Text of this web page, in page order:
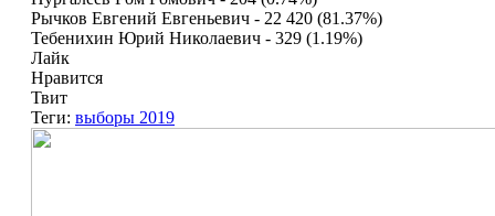
Рычков Евгений Евгеньевич - 22 420 (81.37%)
Тебенихин Юрий Николаевич - 329 (1.19%)
Лайк
Нравится
Твит
Теги: выборы 2019